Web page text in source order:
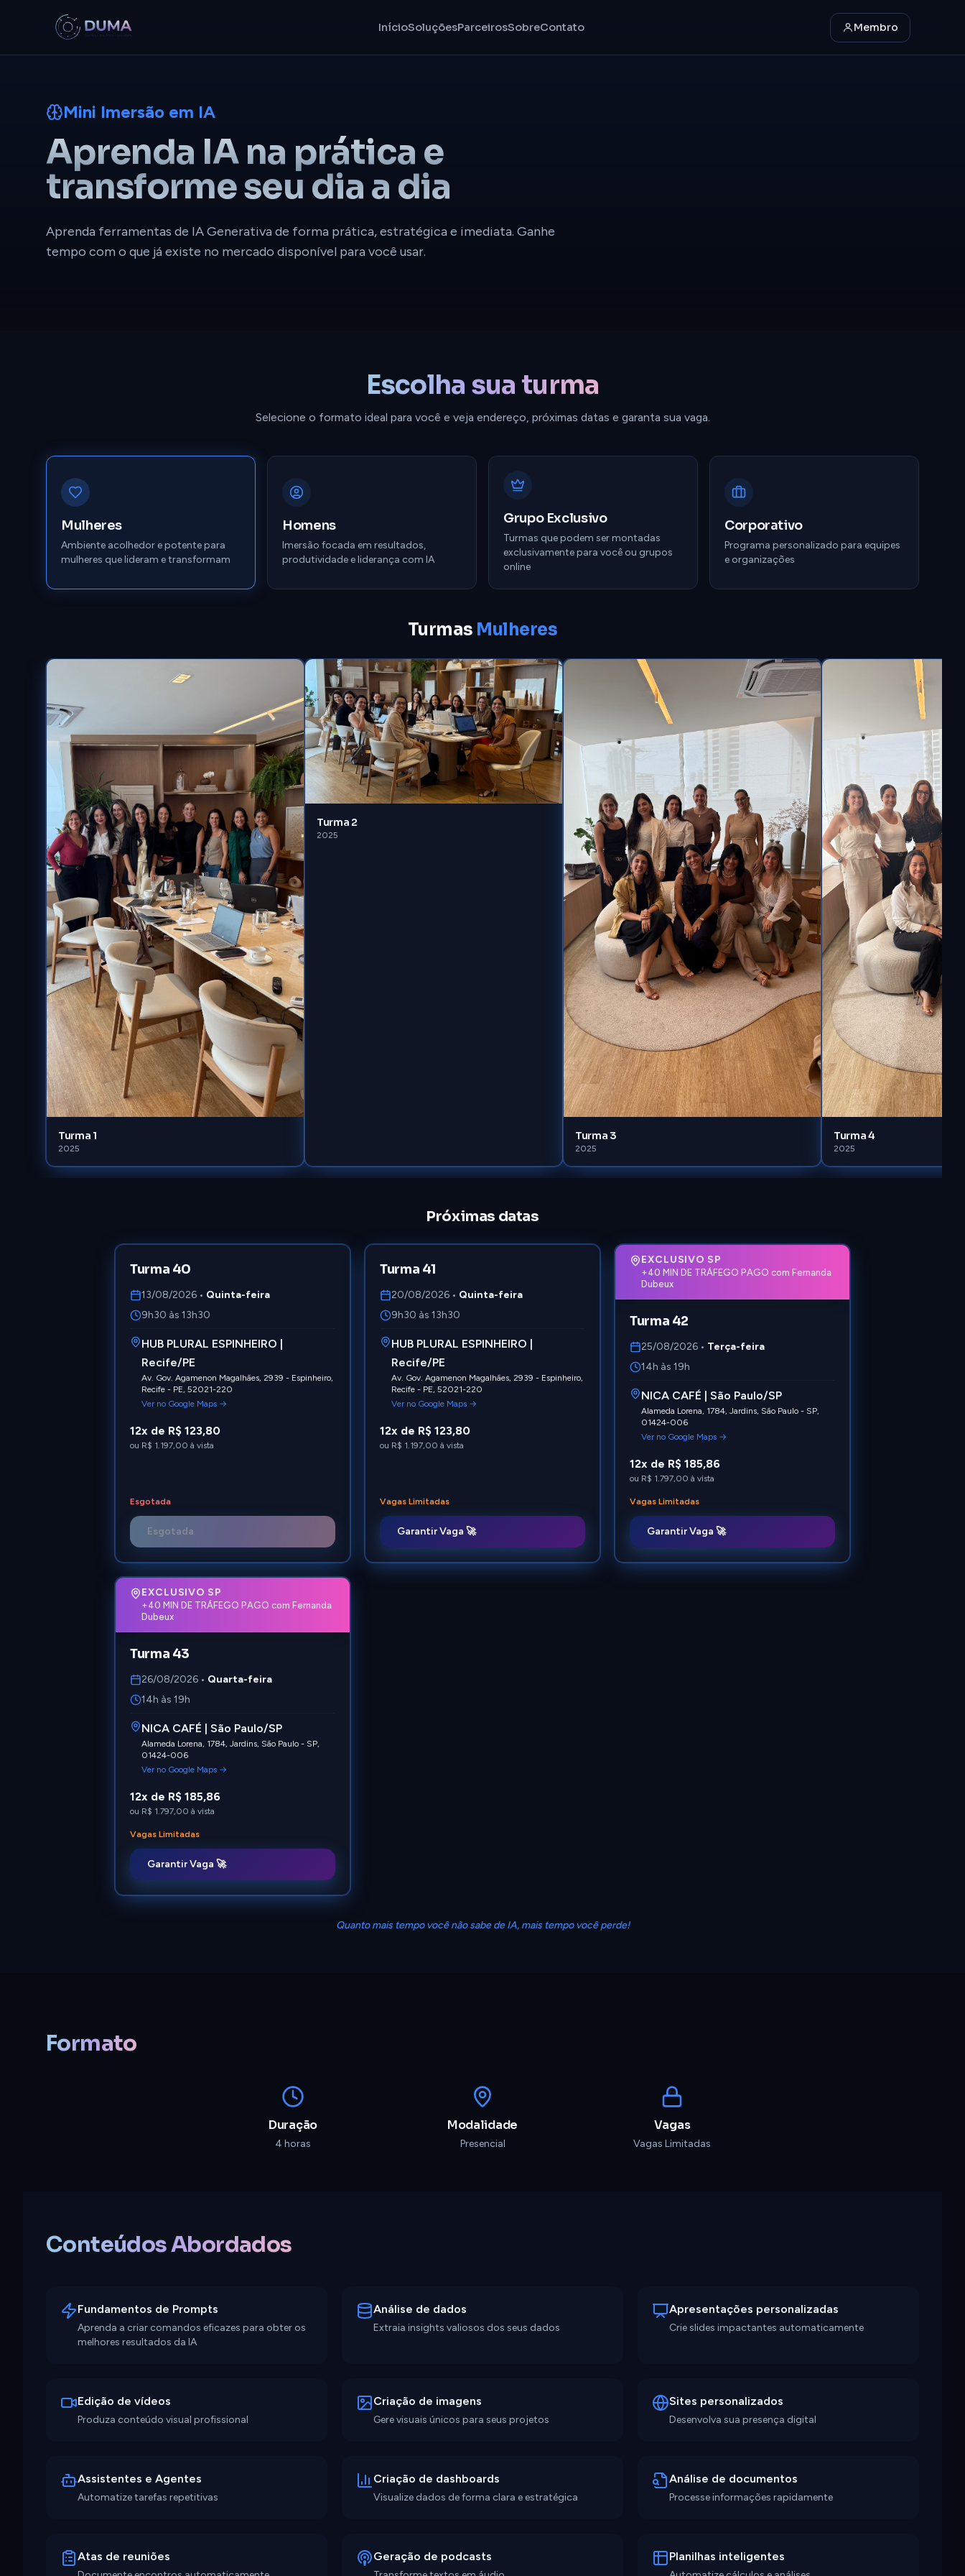
InícioSoluçõesParceirosSobreContato Membro
Mini Imersão em IA
Aprenda IA na prática e
transforme seu dia a dia
Aprenda ferramentas de IA Generativa de forma prática, estratégica e imediata. Ganhe
tempo com o que já existe no mercado disponível para você usar.
Escolha sua turma
Selecione o formato ideal para você e veja endereço, próximas datas e garanta sua vaga.
Mulheres
Ambiente acolhedor e potente para
mulheres que lideram e transformam
Homens
Imersão focada em resultados,
produtividade e liderança com IA
Grupo Exclusivo
Turmas que podem ser montadas
exclusivamente para você ou grupos
online
Corporativo
Programa personalizado para equipes
e organizações
Turmas Mulheres
Turma 1
2025
Turma 2
2025
Turma 3
2025
Turma 4
2025
Próximas datas
Turma 40
13/08/2026 • Quinta-feira
9h30 às 13h30
HUB PLURAL ESPINHEIRO |
Recife/PE
Av. Gov. Agamenon Magalhães, 2939 - Espinheiro,
Recife - PE, 52021-220
Ver no Google Maps →
12x de R$ 123,80
ou R$ 1.197,00 à vista
Esgotada
Esgotada
Turma 41
20/08/2026 • Quinta-feira
9h30 às 13h30
HUB PLURAL ESPINHEIRO |
Recife/PE
Av. Gov. Agamenon Magalhães, 2939 - Espinheiro,
Recife - PE, 52021-220
Ver no Google Maps →
12x de R$ 123,80
ou R$ 1.197,00 à vista
Vagas Limitadas
Garantir Vaga 🚀
EXCLUSIVO SP
+40 MIN DE TRÁFEGO PAGO com Fernanda
Dubeux
Turma 42
25/08/2026 • Terça-feira
14h às 19h
NICA CAFÉ | São Paulo/SP
Alameda Lorena, 1784, Jardins, São Paulo - SP,
01424-006
Ver no Google Maps →
12x de R$ 185,86
ou R$ 1.797,00 à vista
Vagas Limitadas
Garantir Vaga 🚀
EXCLUSIVO SP
+40 MIN DE TRÁFEGO PAGO com Fernanda
Dubeux
Turma 43
26/08/2026 • Quarta-feira
14h às 19h
NICA CAFÉ | São Paulo/SP
Alameda Lorena, 1784, Jardins, São Paulo - SP,
01424-006
Ver no Google Maps →
12x de R$ 185,86
ou R$ 1.797,00 à vista
Vagas Limitadas
Garantir Vaga 🚀
Quanto mais tempo você não sabe de IA, mais tempo você perde!
Formato
Duração
4 horas
Modalidade
Presencial
Vagas
Vagas Limitadas
Conteúdos Abordados
Fundamentos de Prompts
Aprenda a criar comandos eficazes para obter os
melhores resultados da IA
Análise de dados
Extraia insights valiosos dos seus dados
Apresentações personalizadas
Crie slides impactantes automaticamente
Edição de vídeos
Produza conteúdo visual profissional
Criação de imagens
Gere visuais únicos para seus projetos
Sites personalizados
Desenvolva sua presença digital
Assistentes e Agentes
Automatize tarefas repetitivas
Criação de dashboards
Visualize dados de forma clara e estratégica
Análise de documentos
Processe informações rapidamente
Atas de reuniões Geração de podcasts Planilhas inteligentes